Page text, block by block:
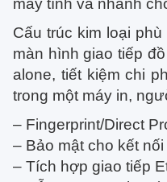
máy tính và nhanh
Cấu trúc kim loại
màn hình giao tiếp
alone, tiết kiệm chi
trong một máy in,
– Fingerprint/Direct
– Bảo mật cho kết
– Tích hợp giao tiếp